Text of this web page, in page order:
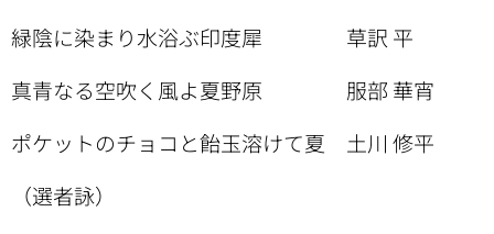
緑陰に染まり水浴ぶ印度犀 草訳 平
真青なる空吹く風よ夏野原 服部 華宵
ポケットのチョコと飴玉溶けて夏 土川 修平
（選者詠）